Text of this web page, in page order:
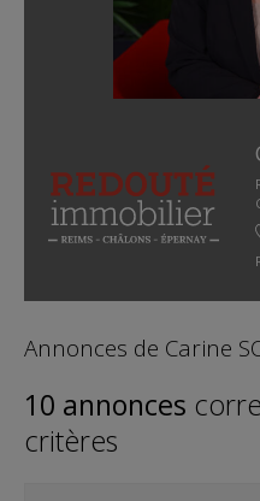
Annonces de Carine
10 annonces
critères